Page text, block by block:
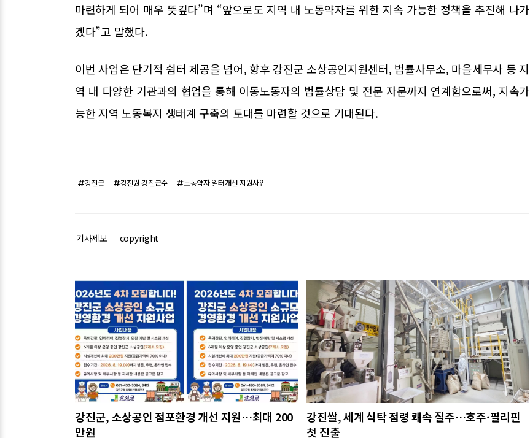
마련하게 되어 매우 뜻깊다”며 “앞으로도 지역 내 노동약자를 위한 지속 가능한 정책을 추진해 나가
겠다”고 말했다.
이번 사업은 단기적 쉼터 제공을 넘어, 향후 강진군 소상공인지원센터, 법률사무소, 마을세무사 등 지
역 내 다양한 기관과의 협업을 통해 이동노동자의 법률상담 및 전문 자문까지 연계함으로써, 지속가
능한 지역 노동복지 생태계 구축의 토대를 마련할 것으로 기대된다.
강진군 강진원 강진군수 노동약자 일터개선 지원사업
기사제보 copyright
관련기사
강진군, 소상공인 점포환경 개선 지원…최대 200
만원
강진쌀, 세계 식탁 점령 쾌속 질주…호주·필리핀
첫 진출